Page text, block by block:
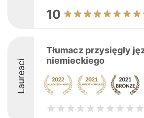
10
Laureaci
Tłumacz przysięgły
niemieckiego